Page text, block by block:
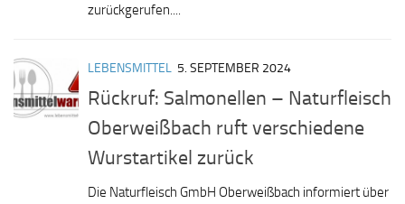
zurückgerufen....
LEBENSMITTEL 5. SEPTEMBER 2024
Rückruf: Salmonellen – Naturfleisch
Oberweißbach ruft verschiedene
Wurstartikel zurück
Die Naturfleisch GmbH Oberweißbach informiert über